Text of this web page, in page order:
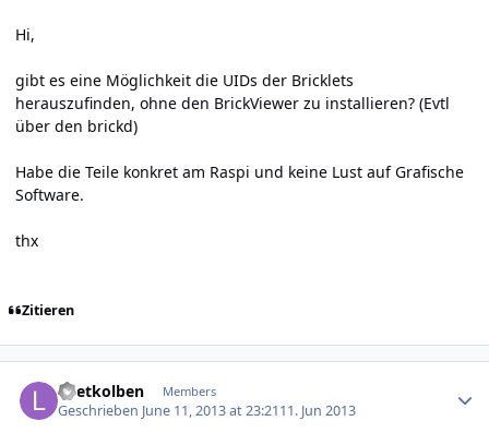
Hi,
gibt es eine Möglichkeit die UIDs der Bricklets
herauszufinden, ohne den BrickViewer zu installieren? (Evtl
über den brickd)
Habe die Teile konkret am Raspi und keine Lust auf Grafische
Software.
thx
Zitieren
Loetkolben Members
Geschrieben June 11, 2013 at 23:2111. Jun 2013